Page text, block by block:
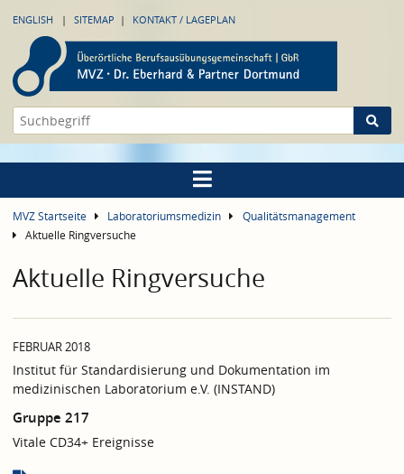
ENGLISH SITEMAP KONTAKT / LAGEPLAN
MVZ Startseite Laboratoriumsmedizin
Qualitätsmanagement
Aktuelle Ringversuche
Aktuelle Ringversuche
FEBRUAR 2018
Institut für Standardisierung und Dokumentation im
medizinischen Laboratorium e.V. (INSTAND)
Gruppe 217
Vitale CD34+ Ereignisse